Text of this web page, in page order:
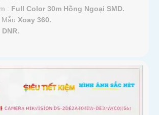
: Full Color 30m Hồng Ngoại SMD.
Xoay 360.
DNR.